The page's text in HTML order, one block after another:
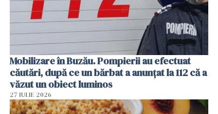
Mobilizare în Buzău. Pompierii au efectuat
căutări, după ce un bărbat a anunțat la 112 că a
văzut un obiect luminos
27 IULIE 2026